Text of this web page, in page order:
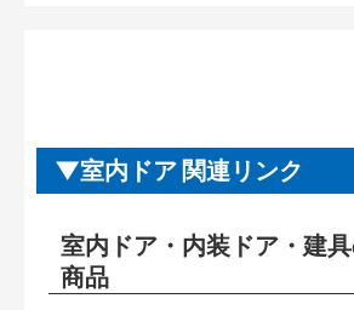
室内ドア 関連リンク
室内ドア・内装ドア・建
商品